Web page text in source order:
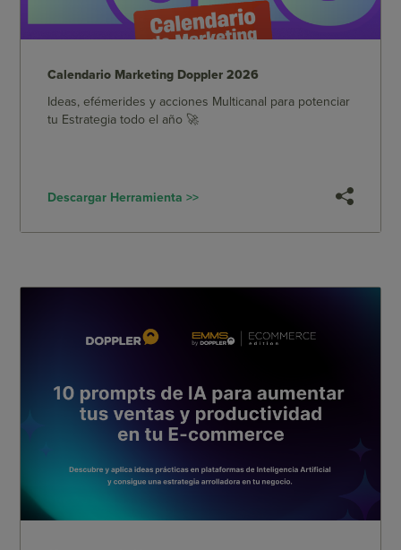
Calendario Marketing Doppler 2026
Ideas, efémerides y acciones Multicanal para potenciar
tu Estrategia todo el año 🚀
Descargar Herramienta >>